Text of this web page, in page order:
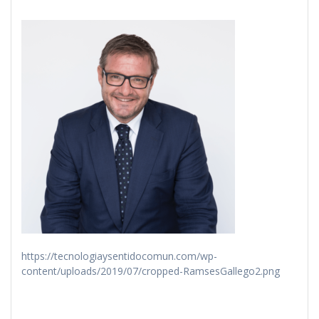
https://tecnologiaysentidocomun.com/wp-
content/uploads/2019/07/cropped-RamsesGallego2.png